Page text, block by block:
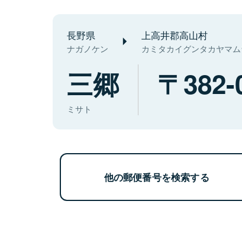
長野県
ナガノケン
上高井郡高山村
カミタカイグンタカヤマム
三郷
ミサト
他の郵便番号を検索する